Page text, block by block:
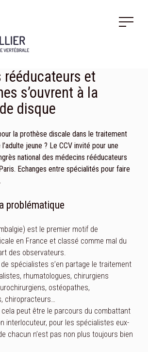
rééducateurs et
s’ouvrent à la
disque
la prothèse discale dans le traitement
jeune ? Le CCV invité pour une
national des médecins rééducateurs
Echanges entre spécialités pour faire
problématique
est le premier motif de
en France et classé comme mal du
des observateurs.
spécialistes s’en partage le traitement
rhumatologues, chirurgiens
ostéopathes,
chiropracteurs…
cela peut être le parcours du combattant
interlocuteur, pour les spécialistes eux-
chacun n’est pas non plus toujours bien